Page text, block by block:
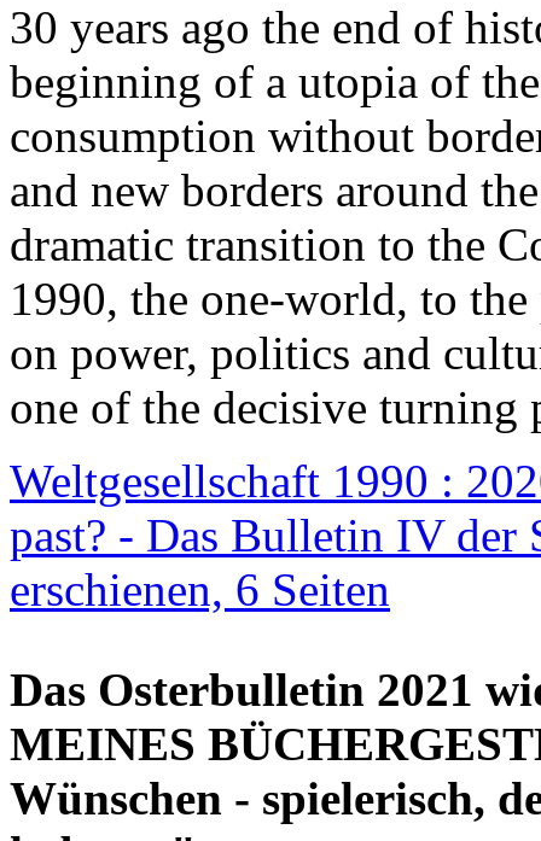
30 years ago the end of
beginning of a utopia of
consumption without
and new borders around
dramatic transition to the
1990, the one-world, to the
on power, politics and
one of the decisive turning
Weltgesellschaft 1990 :
past? - Das Bulletin IV der
erschienen, 6 Seiten
Das Osterbulletin 2021
MEINES
Wünschen - spielerisch,